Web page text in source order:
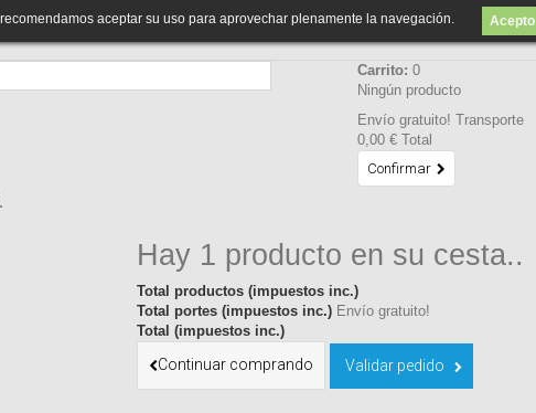
Carrito: 0
Ningún producto
Envío gratuito!Transporte
0,00 € Total
Confirmar
Hay 1 producto en su cesta..
Total productos (impuestos inc.)
Total portes (impuestos inc.) Envío gratuito!
Total (impuestos inc.)
Continuar comprando Validar pedido
aceptar su uso para aprovechar plenamente la navegación. Acepto